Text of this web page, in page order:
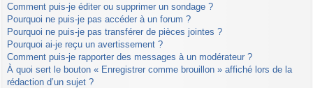
Comment puis-je éditer ou supprimer un sondage ?
Pourquoi ne puis-je pas accéder à un forum ?
Pourquoi ne puis-je pas transférer de pièces jointes ?
Pourquoi ai-je reçu un avertissement ?
Comment puis-je rapporter des messages à un modérateur ?
À quoi sert le bouton « Enregistrer comme brouillon » affiché lors de la
rédaction d’un sujet ?